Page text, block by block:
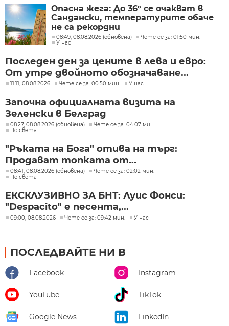
Опасна жега: До 36° се очакват в
Сандански, температурите обаче
не са рекордни
08:49, 08.08.2026 (обновена)
Чете се за: 01:50 мин.
У нас
Последен ден за цените в лева и евро:
От утре двойното обозначаване...
11:11, 08.08.2026 Чете се за: 00:50 мин. У нас
Започна официалната визита на
Зеленски в Белград
08:27, 08.08.2026 (обновена)
Чете се за: 04:07 мин.
По света
"Ръката на Бога" отива на търг:
Продават топката от...
08:41, 08.08.2026 (обновена)
Чете се за: 02:02 мин.
По света
ЕКСКЛУЗИВНО ЗА БНТ: Луис Фонси:
"Despacito" е песента,...
09:00, 08.08.2026 Чете се за: 09:42 мин. У нас
ПОСЛЕДВАЙТЕ НИ В
Facebook Instagram
YouTube TikTok
Google News LinkedIn